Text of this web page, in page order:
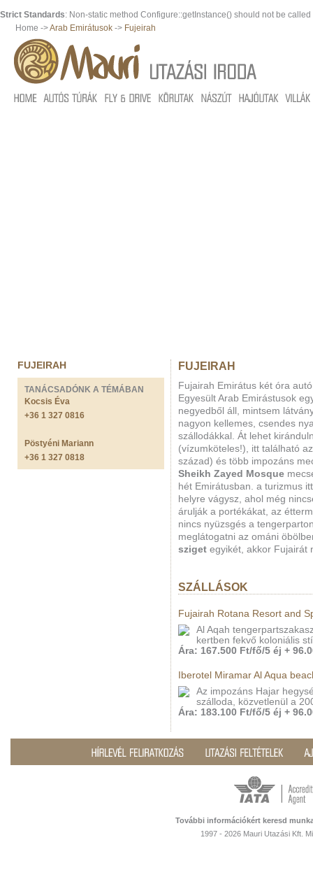
Strict Standards: Non-static method Configure::getInstance() should not be
Home ->Arab Emirátusok -> Fujeirah
FUJEIRAH
TANÁCSADÓNK A TÉMÁBAN
Kocsis Éva
+36 1 327 0816
Pöstyéni Mariann
+36 1 327 0818
FUJEIRAH
Fujairah Emirátus két óra
Egyesült Arab Emirástusok
negyedből áll, mintsem
nagyon kellemes, csendes
szállodákkal. Át lehet
(vízumköteles!), itt található
század) és több impozáns
Sheikh Zayed Mosque
hét Emirátusban. a turizmus
helyre vágysz, ahol még
árulják a portékákat, az
nincs nyüzsgés a
meglátogatni az ománi
sziget egyikét, akkor Fujairát
SZÁLLÁSOK
Fujairah Rotana Resort and
Al Aqah
kertben fekvő koloniális
Ára: 167.500 Ft/fő/5 éj +
Iberotel Miramar Al Aqua
Az impozáns Hajar
szálloda, közvetlenül a
Ára: 183.100 Ft/fő/5 éj +
További információkért keresd
1997 - 2026 Mauri Utazási Kft.